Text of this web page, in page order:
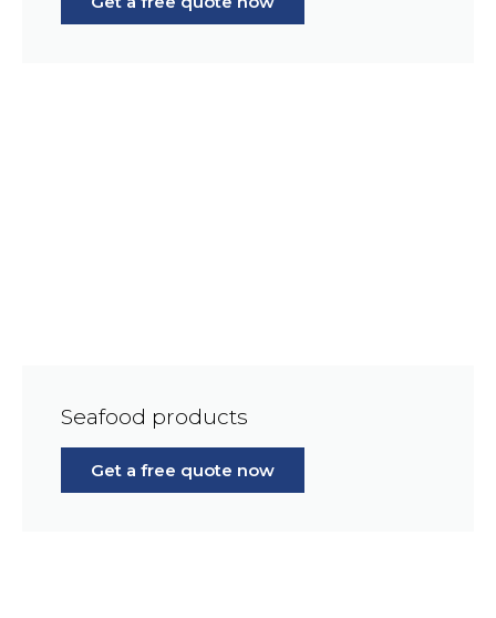
Seafood products
Get a free quote now